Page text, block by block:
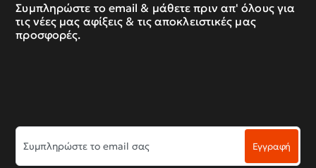
Συμπληρώστε το email & μάθετε πριν απ' όλους για
τις νέες μας αφίξεις & τις αποκλειστικές μας
προσφορές.
Συμπληρώστε
το
email
Εγγραφή